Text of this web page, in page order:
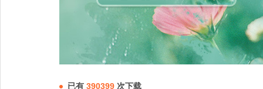
已有 390399 次下载